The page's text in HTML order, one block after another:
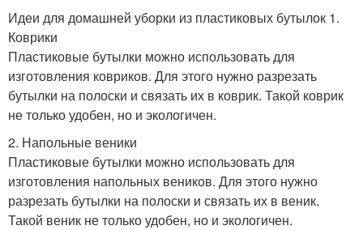
Идеи для домашней уборки из пластиковых бутылок 1.
Коврики
Пластиковые бутылки можно использовать для
изготовления ковриков. Для этого нужно разрезать
бутылки на полоски и связать их в коврик. Такой коврик
не только удобен, но и экологичен.
2. Напольные веники
Пластиковые бутылки можно использовать для
изготовления напольных веников. Для этого нужно
разрезать бутылки на полоски и связать их в веник.
Такой веник не только удобен, но и экологичен.